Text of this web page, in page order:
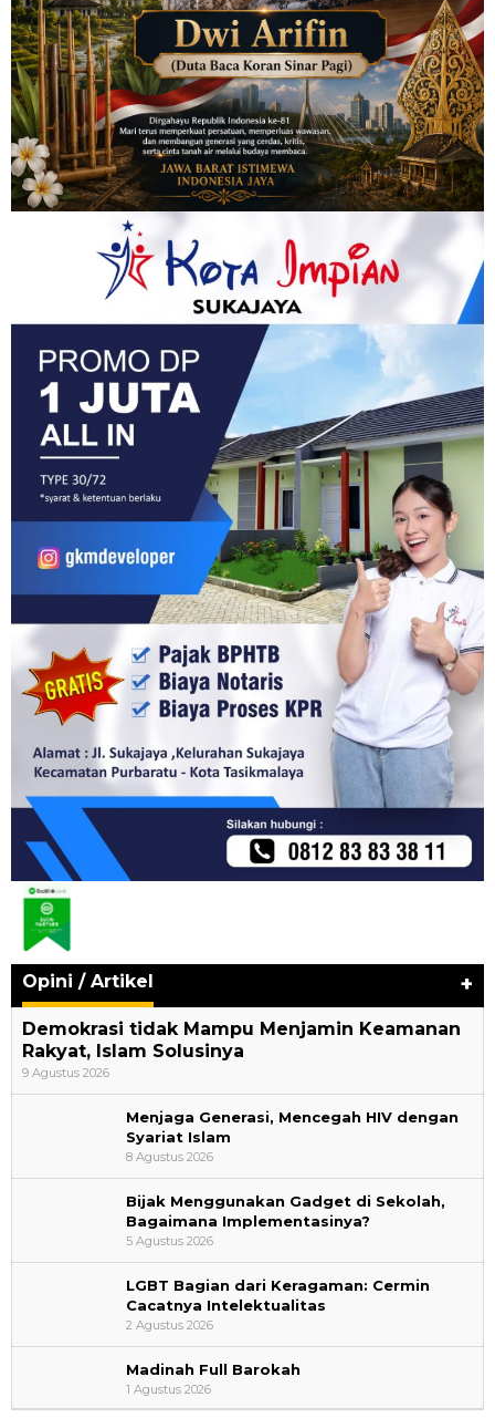
Opini / Artikel +
Demokrasi tidak Mampu Menjamin Keamanan
Rakyat, Islam Solusinya
9 Agustus 2026
Menjaga Generasi, Mencegah HIV dengan
Syariat Islam
8 Agustus 2026
Bijak Menggunakan Gadget di Sekolah,
Bagaimana Implementasinya?
5 Agustus 2026
LGBT Bagian dari Keragaman: Cermin
Cacatnya Intelektualitas
2 Agustus 2026
Madinah Full Barokah
1 Agustus 2026
Perayaan Belajar & Festival Gaya Hidup Sehat
2026: Merayakan Perubahan, Meng…